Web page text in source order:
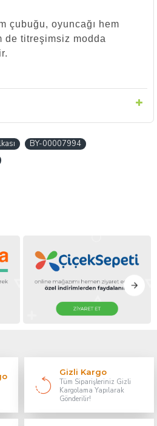
çubuğu, oyuncağı hem
de titreşimsiz modda
BY-00007994
Gizli Kargo
Tüm Siparişleriniz Gizli
Kargolama Yapılarak
Gönderilir!